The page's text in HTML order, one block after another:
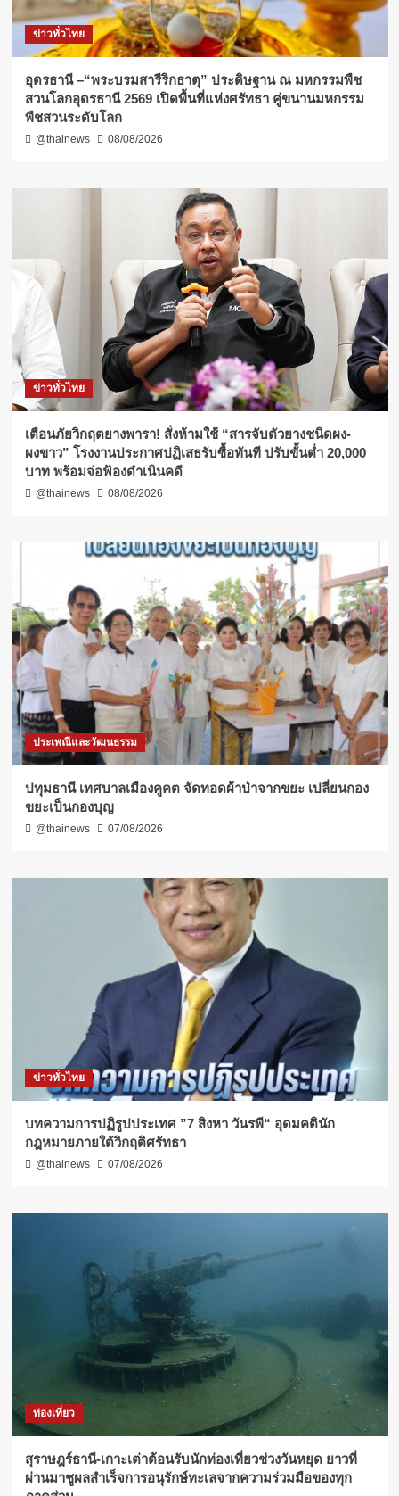
ข่าวทั่วไทย
อุดรธานี –“พระบรมสารีริกธาตุ” ประดิษฐาน ณ มหกรรมพืช
สวนโลกอุดรธานี 2569 เปิดพื้นที่แห่งศรัทธา คู่ขนานมหกรรม
พืชสวนระดับโลก
@thainews 08/08/2026
ข่าวทั่วไทย
เตือนภัยวิกฤตยางพารา! สั่งห้ามใช้ “สารจับตัวยางชนิดผง-
ผงขาว” โรงงานประกาศปฏิเสธรับซื้อทันที ปรับขั้นต่ำ 20,000
บาท พร้อมจ่อฟ้องดำเนินคดี
@thainews 08/08/2026
ประเพณีและวัฒนธรรม
ปทุมธานี เทศบาลเมืองคูคต จัดทอดผ้าป่าจากขยะ เปลี่ยนกอง
ขยะเป็นกองบุญ
@thainews 07/08/2026
ข่าวทั่วไทย
บทความการปฏิรูปประเทศ ”7 สิงหา วันรพี“ อุดมคตินัก
กฎหมายภายใต้วิกฤติศรัทธา
@thainews 07/08/2026
ท่องเที่ยว
สุราษฎร์ธานี-เกาะเต่าต้อนรับนักท่องเที่ยวช่วงวันหยุด ยาวที่
ผ่านมาชูผลสำเร็จการอนุรักษ์ทะเลจากความร่วมมือของทุก